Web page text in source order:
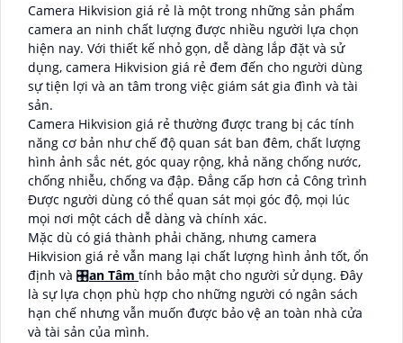
Camera Hikvision giá rẻ là một trong những sản phẩm
camera an ninh chất lượng được nhiều người lựa chọn
hiện nay. Với thiết kế nhỏ gọn, dễ dàng lắp đặt và sử
dụng, camera Hikvision giá rẻ đem đến cho người dùng
sự tiện lợi và an tâm trong việc giám sát gia đình và tài
sản.
Camera Hikvision giá rẻ thường được trang bị các tính
năng cơ bản như chế độ quan sát ban đêm, chất lượng
hình ảnh sắc nét, góc quay rộng, khả năng chống nước,
chống nhiễu, chống va đập. Đẳng cấp hơn cả Công trình
Được người dùng có thể quan sát mọi góc độ, mọi lúc
mọi nơi một cách dễ dàng và chính xác.
Mặc dù có giá thành phải chăng, nhưng camera
Hikvision giá rẻ vẫn mang lại chất lượng hình ảnh tốt, ổn
định và 🎛an Tâm tính bảo mật cho người sử dụng. Đây
là sự lựa chọn phù hợp cho những người có ngân sách
hạn chế nhưng vẫn muốn được bảo vệ an toàn nhà cửa
và tài sản của mình.